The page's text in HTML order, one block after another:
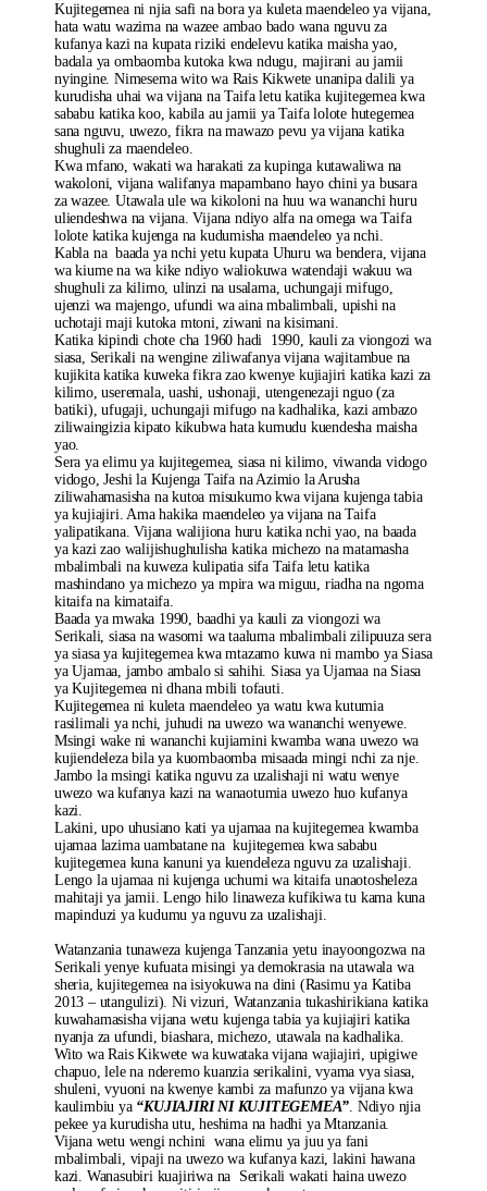
Kujitegemea ni njia safi na bora ya kuleta maendeleo ya vijana,
hata watu wazima na wazee ambao bado wana nguvu za
kufanya kazi na kupata riziki endelevu katika maisha yao,
badala ya ombaomba kutoka kwa ndugu, majirani au jamii
nyingine. Nimesema wito wa Rais Kikwete unanipa dalili ya
kurudisha uhai wa vijana na Taifa letu katika kujitegemea kwa
sababu katika koo, kabila au jamii ya Taifa lolote hutegemea
sana nguvu, uwezo, fikra na mawazo pevu ya vijana katika
shughuli za maendeleo.
Kwa mfano, wakati wa harakati za kupinga kutawaliwa na
wakoloni, vijana walifanya mapambano hayo chini ya busara
za wazee. Utawala ule wa kikoloni na huu wa wananchi huru
uliendeshwa na vijana. Vijana ndiyo alfa na omega wa Taifa
lolote katika kujenga na kudumisha maendeleo ya nchi.
Kabla na baada ya nchi yetu kupata Uhuru wa bendera, vijana
wa kiume na wa kike ndiyo waliokuwa watendaji wakuu wa
shughuli za kilimo, ulinzi na usalama, uchungaji mifugo,
ujenzi wa majengo, ufundi wa aina mbalimbali, upishi na
uchotaji maji kutoka mtoni, ziwani na kisimani.
Katika kipindi chote cha 1960 hadi 1990, kauli za viongozi wa
siasa, Serikali na wengine ziliwafanya vijana wajitambue na
kujikita katika kuweka fikra zao kwenye kujiajiri katika kazi za
kilimo, useremala, uashi, ushonaji, utengenezaji nguo (za
batiki), ufugaji, uchungaji mifugo na kadhalika, kazi ambazo
ziliwaingizia kipato kikubwa hata kumudu kuendesha maisha
yao.
Sera ya elimu ya kujitegemea, siasa ni kilimo, viwanda vidogo
vidogo, Jeshi la Kujenga Taifa na Azimio la Arusha
ziliwahamasisha na kutoa misukumo kwa vijana kujenga tabia
ya kujiajiri. Ama hakika maendeleo ya vijana na Taifa
yalipatikana. Vijana walijiona huru katika nchi yao, na baada
ya kazi zao walijishughulisha katika michezo na matamasha
mbalimbali na kuweza kulipatia sifa Taifa letu katika
mashindano ya michezo ya mpira wa miguu, riadha na ngoma
kitaifa na kimataifa.
Baada ya mwaka 1990, baadhi ya kauli za viongozi wa
Serikali, siasa na wasomi wa taaluma mbalimbali zilipuuza sera
ya siasa ya kujitegemea kwa mtazamo kuwa ni mambo ya Siasa
ya Ujamaa, jambo ambalo si sahihi. Siasa ya Ujamaa na Siasa
ya Kujitegemea ni dhana mbili tofauti.
Kujitegemea ni kuleta maendeleo ya watu kwa kutumia
rasilimali ya nchi, juhudi na uwezo wa wananchi wenyewe.
Msingi wake ni wananchi kujiamini kwamba wana uwezo wa
kujiendeleza bila ya kuombaomba misaada mingi nchi za nje.
Jambo la msingi katika nguvu za uzalishaji ni watu wenye
uwezo wa kufanya kazi na wanaotumia uwezo huo kufanya
kazi.
Lakini, upo uhusiano kati ya ujamaa na kujitegemea kwamba
ujamaa lazima uambatane na kujitegemea kwa sababu
kujitegemea kuna kanuni ya kuendeleza nguvu za uzalishaji.
Lengo la ujamaa ni kujenga uchumi wa kitaifa unaotosheleza
mahitaji ya jamii. Lengo hilo linaweza kufikiwa tu kama kuna
mapinduzi ya kudumu ya nguvu za uzalishaji.
Watanzania tunaweza kujenga Tanzania yetu inayoongozwa na
Serikali yenye kufuata misingi ya demokrasia na utawala wa
sheria, kujitegemea na isiyokuwa na dini (Rasimu ya Katiba
2013 – utangulizi). Ni vizuri, Watanzania tukashirikiana katika
kuwahamasisha vijana wetu kujenga tabia ya kujiajiri katika
nyanja za ufundi, biashara, michezo, utawala na kadhalika.
Wito wa Rais Kikwete wa kuwataka vijana wajiajiri, upigiwe
chapuo, lele na nderemo kuanzia serikalini, vyama vya siasa,
shuleni, vyuoni na kwenye kambi za mafunzo ya vijana kwa
kaulimbiu ya “KUJIAJIRI NI KUJITEGEMEA”. Ndiyo njia
pekee ya kurudisha utu, heshima na hadhi ya Mtanzania.
Vijana wetu wengi nchini wana elimu ya juu ya fani
mbalimbali, vipaji na uwezo wa kufanya kazi, lakini hawana
kazi. Wanasubiri kuajiriwa na Serikali wakati haina uwezo